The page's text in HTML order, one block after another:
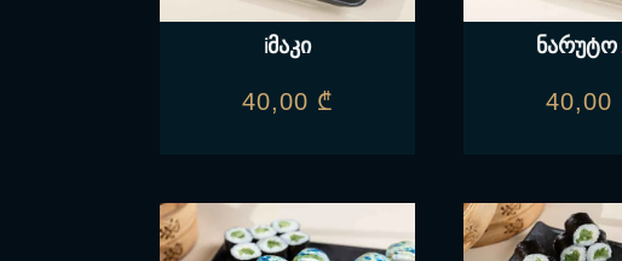
iმაკი
40,00 ₾
ნარუტო
40,00